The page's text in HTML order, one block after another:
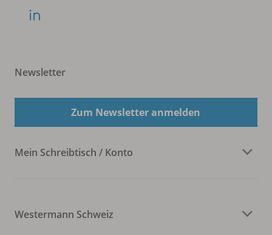
Newsletter
Zum Newsletter anmelden
Mein Schreibtisch / Konto
Westermann Schweiz